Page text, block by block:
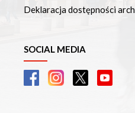
Deklaracja dostępności
SOCIAL MEDIA